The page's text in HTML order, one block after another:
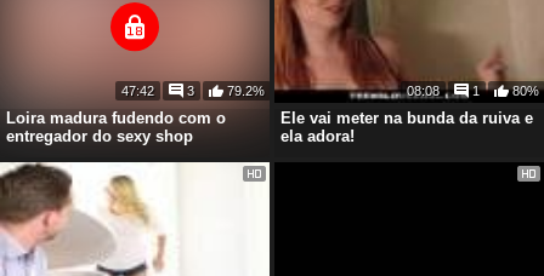
Loira madura fudendo com o
entregador do sexy shop
47:42 3 79.2%
Ele vai meter na bunda da ruiva e
ela adora!
08:08 1 80%